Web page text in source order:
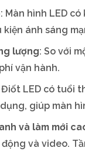
: Màn hình LED
kiện ánh sáng
lượng: So với
vận hành.
Điốt LED có tuổi
giúp màn
và làm mới
và video.